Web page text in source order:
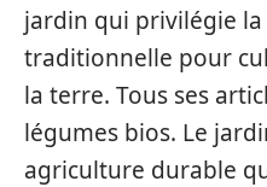
jardin qui privilégie
traditionnelle pour
la terre. Tous ses
légumes bios. Le
agriculture durable